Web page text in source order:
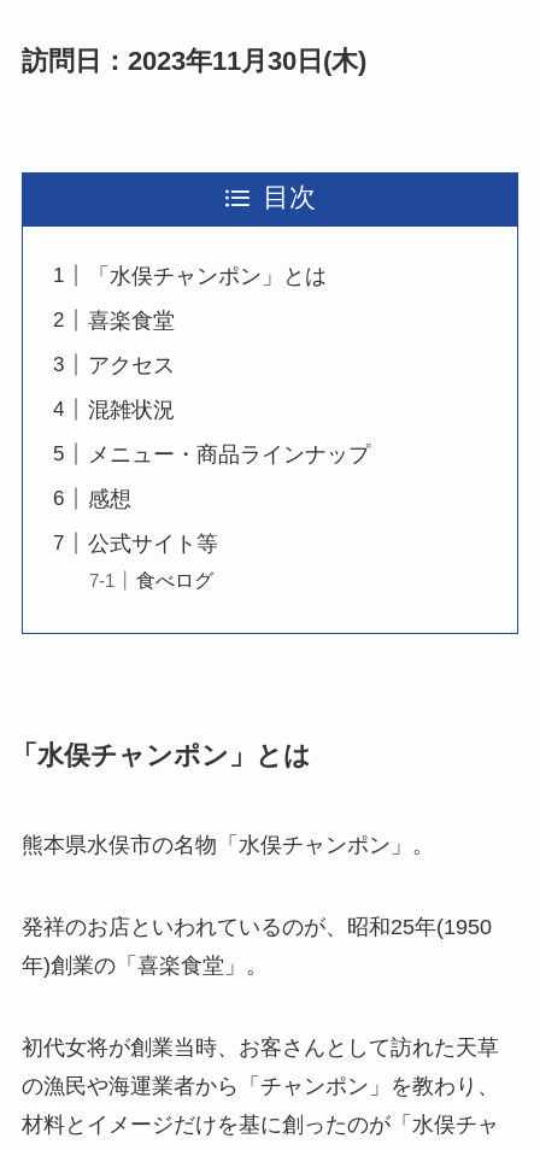
訪問日：2023年11月30日(木)
目次
「水俣チャンポン」とは
喜楽食堂
アクセス
混雑状況
メニュー・商品ラインナップ
感想
公式サイト等
食べログ
「水俣チャンポン」とは
熊本県水俣市の名物「水俣チャンポン」。
発祥のお店といわれているのが、昭和25年(1950
年)創業の「喜楽食堂」。
初代女将が創業当時、お客さんとして訪れた天草
の漁民や海運業者から「チャンポン」を教わり、
材料とイメージだけを基に創ったのが「水俣チャ